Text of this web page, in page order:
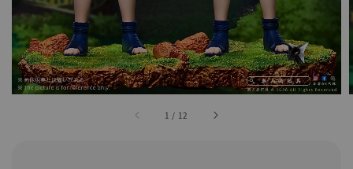
1 / 12